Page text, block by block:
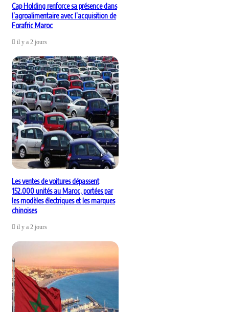
Cap Holding renforce sa présence dans
l’agroalimentaire avec l’acquisition de
Forafric Maroc
il y a 2 jours
Les ventes de voitures dépassent
152.000 unités au Maroc, portées par
les modèles électriques et les marques
chinoises
il y a 2 jours